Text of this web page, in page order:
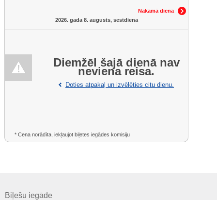
Nākamā diena
2026. gada 8. augusts, sestdiena
Diemžēl šajā dienā nav
neviena reisa.
Doties atpakaļ un izvēlēties citu dienu.
* Cena norādīta, iekļaujot biļetes iegādes komisiju
Biļešu iegāde